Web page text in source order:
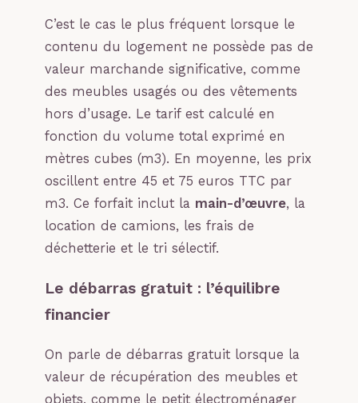
C’est le cas le plus fréquent lorsque le
contenu du logement ne possède pas de
valeur marchande significative, comme
des meubles usagés ou des vêtements
hors d’usage. Le tarif est calculé en
fonction du volume total exprimé en
mètres cubes (m3). En moyenne, les prix
oscillent entre 45 et 75 euros TTC par
m3. Ce forfait inclut la main-d’œuvre, la
location de camions, les frais de
déchetterie et le tri sélectif.
Le débarras gratuit : l’équilibre
financier
On parle de débarras gratuit lorsque la
valeur de récupération des meubles et
objets, comme le petit électroménager